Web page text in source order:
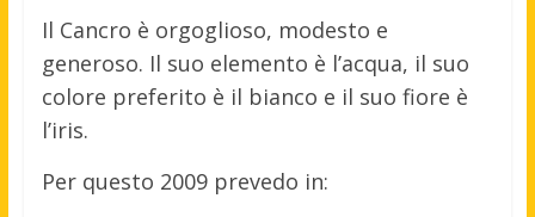
Il Cancro è orgoglioso, modesto e
generoso. Il suo elemento è l’acqua, il suo
colore preferito è il bianco e il suo fiore è
l’iris.
Per questo 2009 prevedo in: